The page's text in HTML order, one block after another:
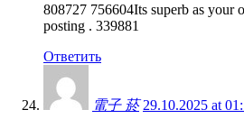
808727 756604Its superb as your
posting . 339881
Ответить
電子 菸 29.10.2025 at